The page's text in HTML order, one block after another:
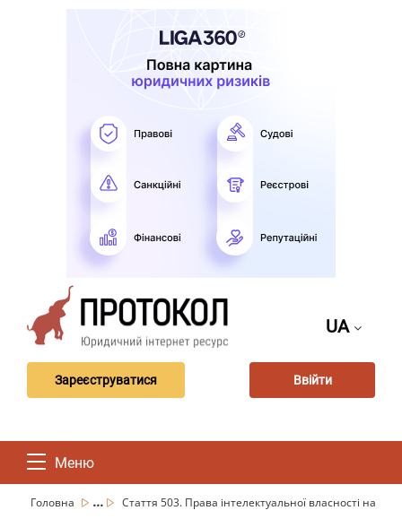
UA
Зареєструватися Ввійти
Меню
Головна ...
Стаття 503. Права інтелектуальної власності на